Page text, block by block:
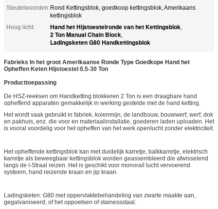
Sleutelwoorden:Rond Kettingsblok, goedkoop kettingsblok, Amerikaans
kettingsblok
Hoog licht:
Hand het Hijstoestelronde van het Kettingsblok,
2 Ton Manual Chain Block,
Ladingsketen G80 Handkettingsblok
Fabrieks In het groot Amerikaanse Ronde Type Goedkope Hand het
Opheffen Keten Hijstoestel 0.5-30 Ton
Producttoepassing
De HSZ-reeksen om Handketting blokkeren 2 Ton is een draagbare hand
opheffend apparaten gemakkelijk in werking gestelde met de hand ketting.
Het wordt vaak gebruikt in fabriek, kolenmijn, de landbouw, bouwwerf, werf, dok
en pakhuis, enz. die voor en materiaalinstallatie, goederen laden uploaden. Het
is vooral voordelig voor het opheffen van het werk openlucht zonder elektriciteit.
Het opheffende kettingsblok kan met duidelijk karretje, balkkarretje, elektrisch
karretje als beweegbaar kettingsblok worden geassembleerd die afwisselend
langs de I-Straal reizen. Het is geschikt voor monorail lucht vervoerend
systeem, hand reizende kraan en jip kraan.
Ladingsketen: G80 met oppervlaktebehandeling van zwarte maakte aan,
gegalvaniseerd, of het oppoetsen of stainessstaal.